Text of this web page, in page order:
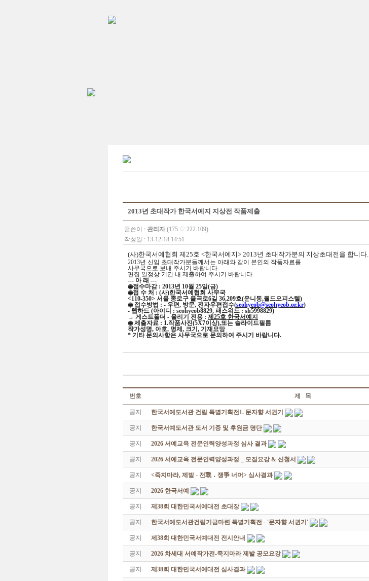
2013년 초대작가 한국서예지 지상전 작품제출
글쓴이 : 관리자 (175.♡.222.109)
작성일 : 13-12-18 14:51
(사)한국서예협회 제25호 <한국서예지> 2013년 초대작가분의 지상초대전을 합니다.
2013년 신임 초대작가분들께서는 아래와 같이 본인의 작품자료를
사무국으로 보내 주시기 바랍니다.
편집 일정상 기간 내 제출하여 주시기 바랍니다.
--- 아 래 ---
◉접수마감 : 2013년 10월 25일(금)
◉접 수 처 : (사)한국서예협회 사무국
<110-350> 서울 종로구 율곡로6길 36,209호(운니동,월드오피스텔)
◉ 접수방법 : - 우편, 방문, 전자우편접수(seohyeob@seohyeob.or.kr)
- 웹하드 (아이디 : seohyeob8829, 패스워드 : sh5998829)
→ 게스트폴더 - 올리기 전용 : 제25호 한국서예지
◉ 제출자료 : 1.작품사진(5X7이상),또는 슬라이드필름
작가성명, 아호, 명제, 크기, 기재요망
* 기타 문의사항은 사무국으로 문의하여 주시기 바랍니다.
번호 제 목
공지 한국서예도서관 건립 특별기획전1. 문자향 서권기
공지 한국서예도서관 도서 기증 및 후원금 명단
공지 2026 서예교육 전문인력양성과정 심사 결과
공지 2026 서예교육 전문인력양성과정 _ 모집요강 & 신청서
공지 <죽지마라, 제발 - 전戰 ․ 쟁爭 너머> 심사결과
공지 2026 한국서예
공지 제38회 대한민국서예대전 초대장
공지 한국서예도서관건립기금마련 특별기획전 - '문자향 서권기'
공지 제38회 대한민국서예대전 전시안내
공지 2026 차세대 서예작가전-죽지마라 제발 공모요강
공지 제38회 대한민국서예대전 심사결과